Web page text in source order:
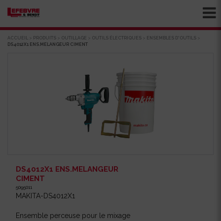
ACCUEIL > PRODUITS > OUTILLAGE > OUTILS ÉLECTRIQUES > ENSEMBLES D'OUTILS >
DS4012X1 ENS.MELANGEUR CIMENT
DS4012X1 ENS.MELANGEUR
CIMENT
5095011
MAKITA-DS4012X1
Ensemble perceuse pour le mixage